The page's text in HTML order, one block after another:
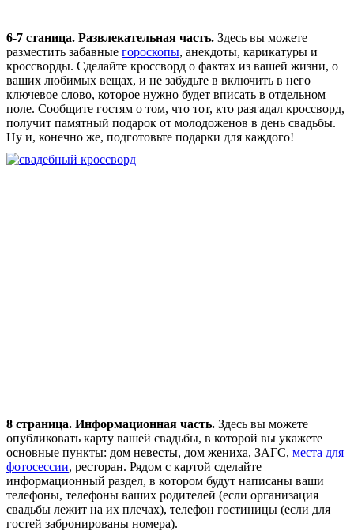
6-7 станица. Развлекательная часть. Здесь вы можете
разместить забавные гороскопы, анекдоты, карикатуры и
кроссворды. Сделайте кроссворд о фактах из вашей жизни, о
ваших любимых вещах, и не забудьте в включить в него
ключевое слово, которое нужно будет вписать в отдельном
поле. Сообщите гостям о том, что тот, кто разгадал кроссворд,
получит памятный подарок от молодоженов в день свадьбы.
Ну и, конечно же, подготовьте подарки для каждого!
8 страница. Информационная часть. Здесь вы можете
опубликовать карту вашей свадьбы, в которой вы укажете
основные пункты: дом невесты, дом жениха, ЗАГС, места для
фотосессии, ресторан. Рядом с картой сделайте
информационный раздел, в котором будут написаны ваши
телефоны, телефоны ваших родителей (если организация
свадьбы лежит на их плечах), телефон гостиницы (если для
гостей забронированы номера).